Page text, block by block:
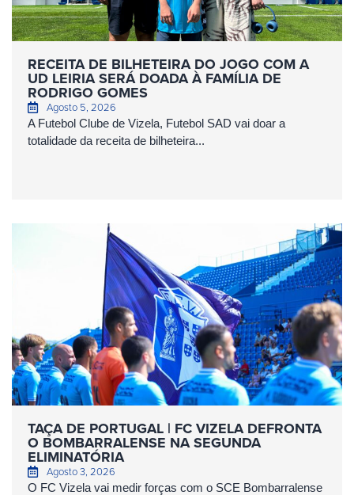
RECEITA DE BILHETEIRA DO JOGO COM A
UD LEIRIA SERÁ DOADA À FAMÍLIA DE
RODRIGO GOMES
Agosto 5, 2026
A Futebol Clube de Vizela, Futebol SAD vai doar a
totalidade da receita de bilheteira...
TAÇA DE PORTUGAL | FC VIZELA DEFRONTA
O BOMBARRALENSE NA SEGUNDA
ELIMINATÓRIA
Agosto 3, 2026
O FC Vizela vai medir forças com o SCE Bombarralense